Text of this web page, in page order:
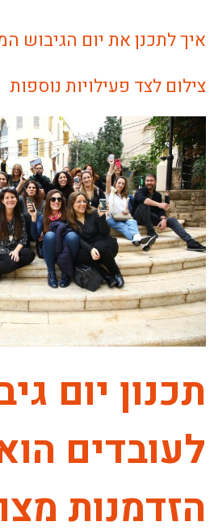
איך לתכנן את יום הגיבוש
צילום לצד פעילויות נוספות
תכנון יום
לעובדים
הזדמנות